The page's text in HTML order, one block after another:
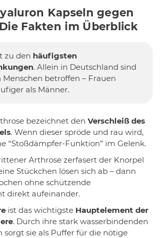
Kapseln gegen
Fakten im Überblick
zu den häufigsten
. Allein in Deutschland sind
betroffen – Frauen
als Männer.
bezeichnet den Verschleiß des
. Wenn dieser spröde und rau wird,
“Stoßdämpfer-Funktion” im Gelenk.
Arthrose zerfasert der Knorpel
Stückchen lösen sich ab – dann
ohne schützende
direkt aufeinander.
ist das wichtigste Hauptelement der
. Durch ihre stark wasserbindenden
sorgt sie als Puffer für die nötige